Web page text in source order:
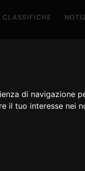
di navigazione
il tuo interesse nei
CLASSIFICHE